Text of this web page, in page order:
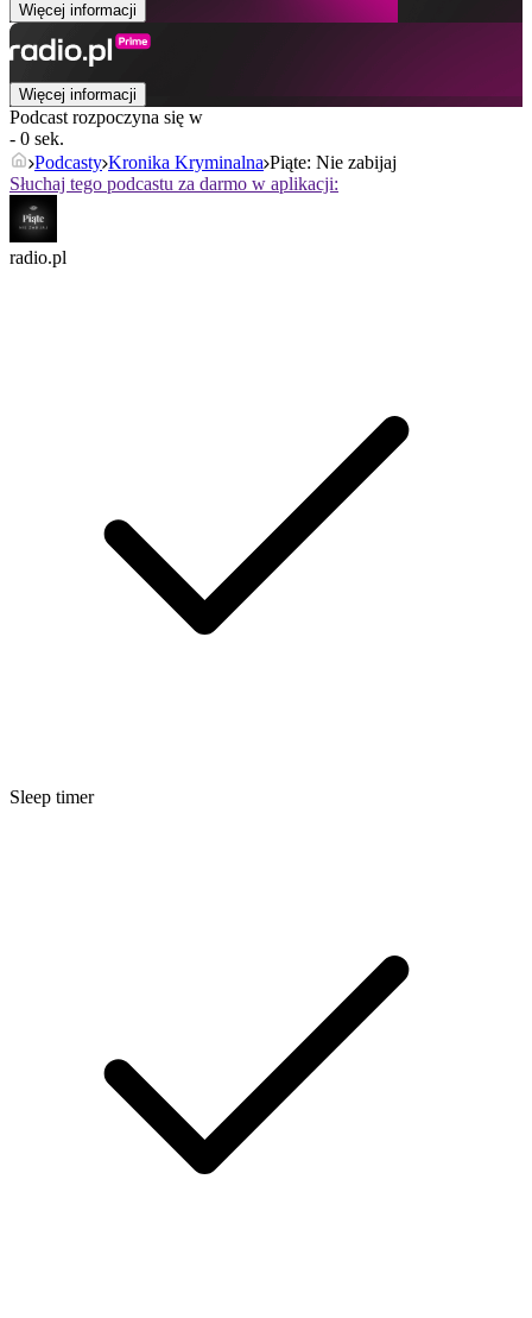
Więcej informacji
Więcej informacji
Podcast rozpoczyna się w
- 0 sek.
Podcasty Kronika Kryminalna Piąte: Nie zabijaj
Słuchaj tego podcastu za darmo w aplikacji:
radio.pl
Sleep timer